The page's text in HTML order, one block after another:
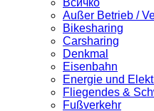
Всичко
Außer Betrieb /
Bikesharing
Carsharing
Denkmal
Eisenbahn
Energie und
Fliegendes &
Fußverkehr